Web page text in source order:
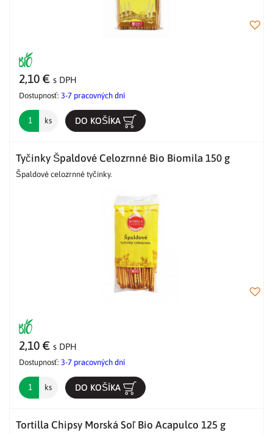
2,10 € s DPH
Dostupnosť: 3-7 pracovných dní
ks DO KOŠÍKA
Tyčinky Špaldové Celozrnné Bio Biomila 150 g
Špaldové celozrnné tyčinky.
2,10 € s DPH
Dostupnosť: 3-7 pracovných dní
ks DO KOŠÍKA
Tortilla Chipsy Morská Soľ Bio Acapulco 125 g